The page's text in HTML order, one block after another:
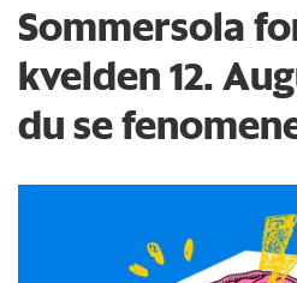
Sommersola
kvelden 12.
du se